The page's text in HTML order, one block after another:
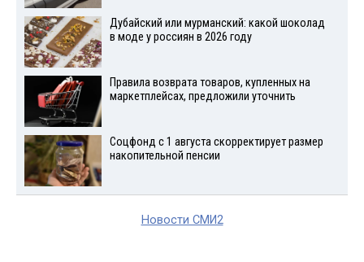
Дубайский или мурманский: какой шоколад
в моде у россиян в 2026 году
Правила возврата товаров, купленных на
маркетплейсах, предложили уточнить
Соцфонд с 1 августа скорректирует размер
накопительной пенсии
Новости СМИ2